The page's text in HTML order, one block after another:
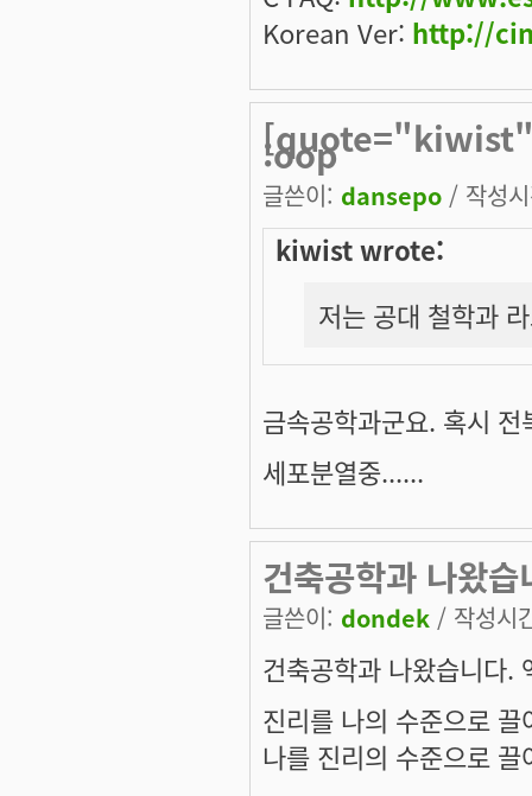
Korean Ver: http://
[quote="kiwist"]
:oop
글쓴이: dansepo / 작성
kiwist wrote:
저는 공대 철학과
금속공학과군요. 혹시 전
세포분열중......
건축공학과 나왔
글쓴이: dondek / 작성시
건축공학과 나왔습니다.
진리를 나의 수준으로
나를 진리의 수준으로